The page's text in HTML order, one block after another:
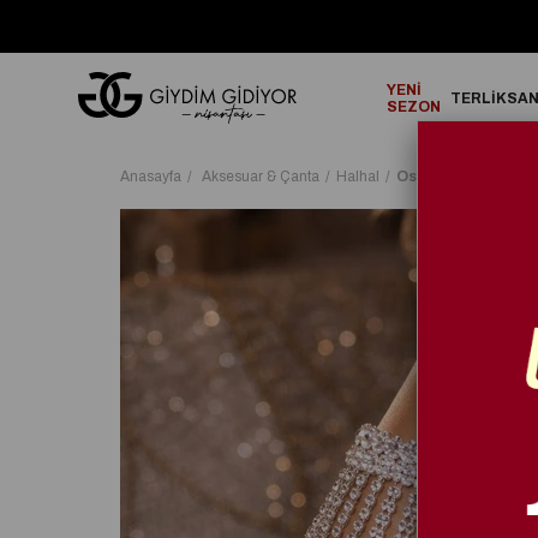
YENİ
SEZON
TERLİK
Anasayfa Aksesuar & Çanta Halhal Osie Kristal Taşlı